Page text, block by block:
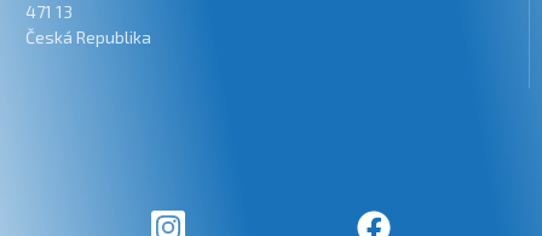
471 13
Česká Republika